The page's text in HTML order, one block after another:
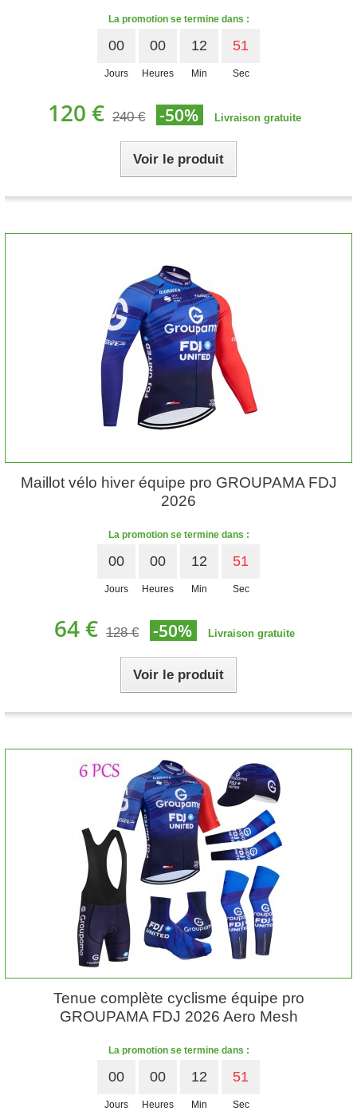
La promotion se termine dans :
00
Jours
00
Heures
12
Min
50
Sec
120 € 240 € -50% Livraison gratuite
Voir le produit
Maillot vélo hiver équipe pro GROUPAMA FDJ
2026
La promotion se termine dans :
00
Jours
00
Heures
12
Min
50
Sec
64 € 128 € -50% Livraison gratuite
Voir le produit
Tenue complète cyclisme équipe pro
GROUPAMA FDJ 2026 Aero Mesh
La promotion se termine dans :
00
Jours
00
Heures
12
Min
50
Sec